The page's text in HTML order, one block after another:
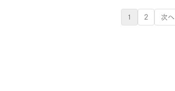
1 2 次へ